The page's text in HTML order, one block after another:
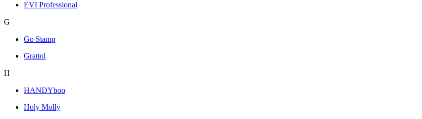
EVI Professional
G
Go Stamp
Grattol
H
HANDYboo
Holy Molly